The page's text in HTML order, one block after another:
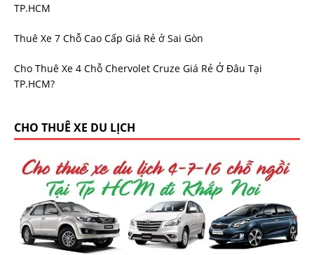
TP.HCM
Thuê Xe 7 Chỗ Cao Cấp Giá Rẻ ở Sai Gòn
Cho Thuê Xe 4 Chỗ Chervolet Cruze Giá Rẻ Ở Đâu Tại
TP.HCM?
CHO THUÊ XE DU LỊCH